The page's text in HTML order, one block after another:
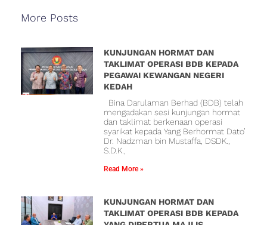
More Posts
KUNJUNGAN HORMAT DAN
TAKLIMAT OPERASI BDB KEPADA
PEGAWAI KEWANGAN NEGERI
KEDAH
Bina Darulaman Berhad (BDB) telah
mengadakan sesi kunjungan hormat
dan taklimat berkenaan operasi
syarikat kepada Yang Berhormat Dato’
Dr. Nadzman bin Mustaffa, DSDK.,
S.D.K.,
Read More »
KUNJUNGAN HORMAT DAN
TAKLIMAT OPERASI BDB KEPADA